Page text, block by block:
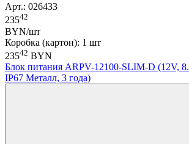
Арт.: 026433
23542
BYN/шт
Коробка (картон): 1 шт
23542 BYN
Блок питания ARPV-12100-SLIM-D (12V,
IP67 Металл, 3 года)